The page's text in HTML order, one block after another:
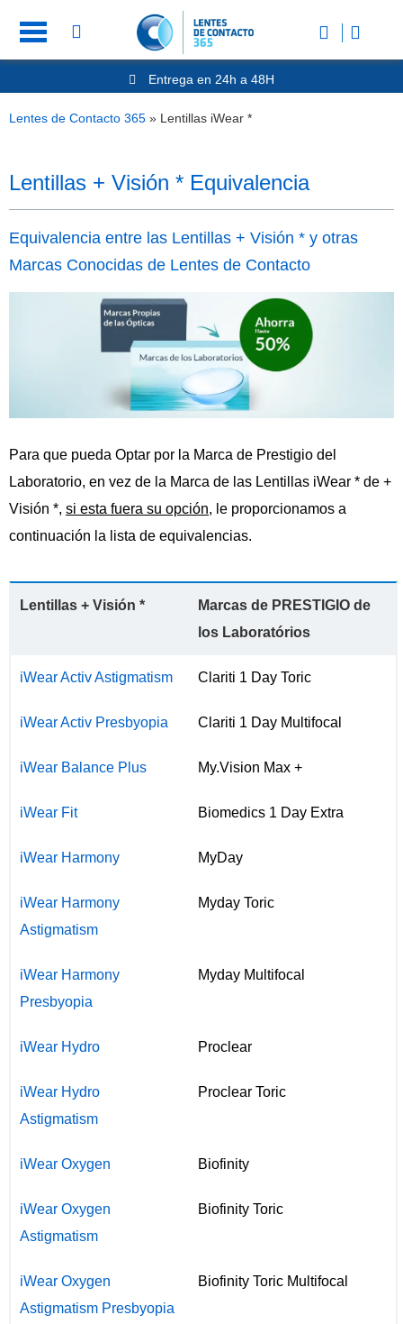
Entrega en 24h a 48H
-20% Gafas de Lectura
Nº1 en Opinión de los Clientes
Lentes de Contacto 365 » Lentillas iWear *
Lentillas + Visión * Equivalencia
Equivalencia entre las Lentillas + Visión * y otras
Marcas Conocidas de Lentes de Contacto
Para que pueda Optar por la Marca de Prestigio del
Laboratorio, en vez de la Marca de las Lentillas iWear * de +
Visión *, si esta fuera su opción, le proporcionamos a
continuación la lista de equivalencias.
Lentillas + Visión *
Marcas de PRESTIGIO de
los Laboratórios
iWear Activ Astigmatism Clariti 1 Day Toric
iWear Activ Presbyopia Clariti 1 Day Multifocal
iWear Balance Plus My.Vision Max +
iWear Fit Biomedics 1 Day Extra
iWear Harmony MyDay
iWear Harmony
Astigmatism
Myday Toric
iWear Harmony
Presbyopia
Myday Multifocal
iWear Hydro Proclear
iWear Hydro
Astigmatism
Proclear Toric
iWear Oxygen Biofinity
iWear Oxygen
Astigmatism
Biofinity Toric
iWear Oxygen
Astigmatism Presbyopia
Biofinity Toric Multifocal